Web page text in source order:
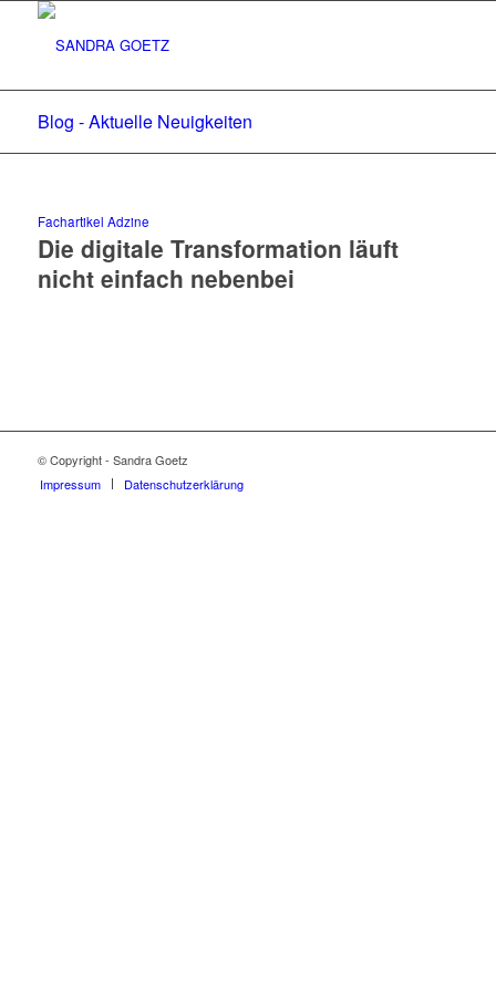
Blog - Aktuelle Neuigkeiten
Fachartikel Adzine
Die digitale Transformation läuft
nicht einfach nebenbei
© Copyright - Sandra Goetz
Impressum
Datenschutzerklärung